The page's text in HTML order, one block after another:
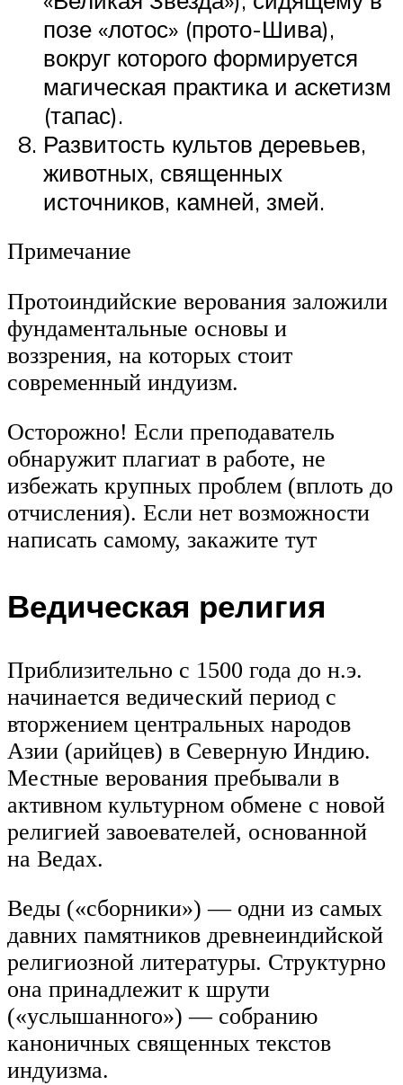
позе «лотос» (прото-Шива),
вокруг которого формируется
магическая практика и аскетизм
(тапас).
Развитость культов деревьев,
животных, священных
источников, камней, змей.
Примечание
Протоиндийские верования заложили
фундаментальные основы и
воззрения, на которых стоит
современный индуизм.
Осторожно! Если преподаватель
обнаружит плагиат в работе, не
избежать крупных проблем (вплоть до
отчисления). Если нет возможности
написать самому, закажите тут
Ведическая религия
Приблизительно с 1500 года до н.э.
начинается ведический период с
вторжением центральных народов
Азии (арийцев) в Северную Индию.
Местные верования пребывали в
активном культурном обмене с новой
религией завоевателей, основанной
на Ведах.
Веды («сборники») — одни из самых
давних памятников древнеиндийской
религиозной литературы. Структурно
она принадлежит к шрути
(«услышанного») — собранию
каноничных священных текстов
индуизма.